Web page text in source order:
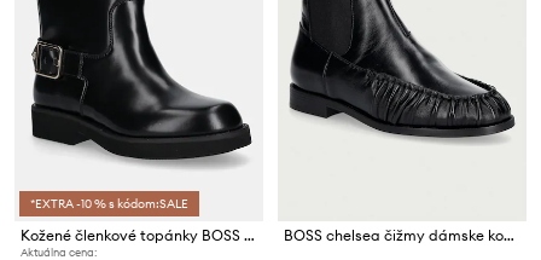
*EXTRA -10 % s kódom:SALE
Kožené členkové topánky BOSS Eleri
Aktuálna cena:
BOSS chelsea čižmy dámske kožené Lycia